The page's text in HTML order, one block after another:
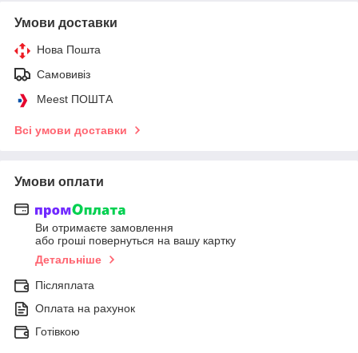
Умови доставки
Нова Пошта
Самовивіз
Meest ПОШТА
Всі умови доставки
Умови оплати
Ви отримаєте замовлення
або гроші повернуться на вашу картку
Детальніше
Післяплата
Оплата на рахунок
Готівкою